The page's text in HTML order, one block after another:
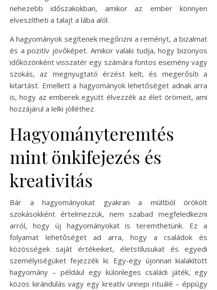
nehezebb időszakokban, amikor az ember könnyen
elveszítheti a talajt a lába alól.
A hagyományok segítenek megőrizni a reményt, a bizalmat
és a pozitív jövőképet. Amikor valaki tudja, hogy bizonyos
időközönként visszatér egy számára fontos esemény vagy
szokás, az megnyugtató érzést kelt, és megerősíti a
kitartást. Emellett a hagyományok lehetőséget adnak arra
is, hogy az emberek együtt élvezzék az élet örömeit, ami
hozzájárul a lelki jólléthez.
Hagyományteremtés
mint önkifejezés és
kreativitás
Bár a hagyományokat gyakran a múltból örökölt
szokásokként értelmezzük, nem szabad megfeledkezni
arról, hogy új hagyományokat is teremthetünk. Ez a
folyamat lehetőséget ad arra, hogy a családok és
közösségek saját értékeiket, életstílusukat és egyedi
személyiségüket fejezzék ki. Egy-egy újonnan kialakított
hagyomány – például egy különleges családi játék, egy
közös kirándulás vagy egy kreatív ünnepi rituálé – éppúgy